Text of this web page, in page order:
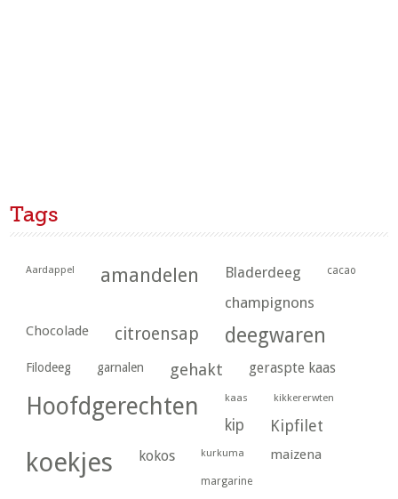
Tags
Aardappel amandelen Bladerdeeg cacao
champignons
Chocolade citroensap deegwaren
Filodeeg garnalen gehakt geraspte kaas
Hoofdgerechten kaas kikkererwten
kip Kipfilet
koekjes kokos kurkuma maizena
margarine